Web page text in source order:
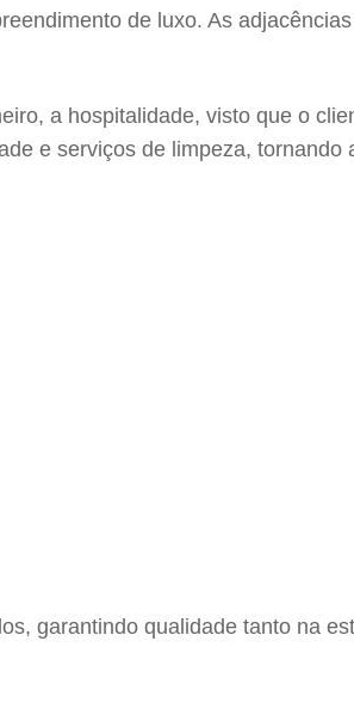
de luxo. As
a hospitalidade, visto que o
e serviços de limpeza,
garantindo qualidade tanto na